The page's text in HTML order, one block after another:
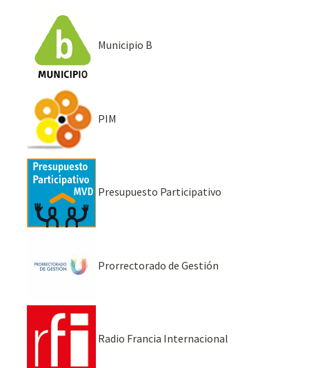
Municipio B
PIM
Presupuesto Participativo
Prorrectorado de Gestión
Radio Francia Internacional